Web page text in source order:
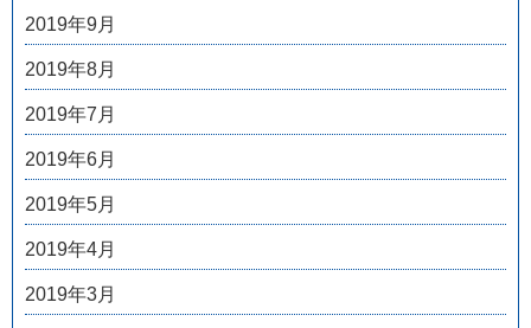
2019年9月
2019年8月
2019年7月
2019年6月
2019年5月
2019年4月
2019年3月